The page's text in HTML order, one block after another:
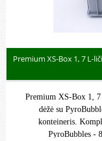
Premium XS-Box 1, 7
Premium XS-Box 1,
dėžė su
konteineris.
PyroBubbles -